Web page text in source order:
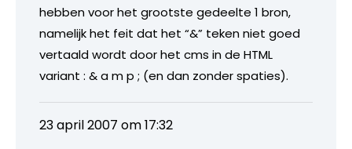
hebben voor het grootste gedeelte 1 bron,
namelijk het feit dat het “&” teken niet goed
vertaald wordt door het cms in de HTML
variant : & a m p ; (en dan zonder spaties).
23 april 2007 om 17:32